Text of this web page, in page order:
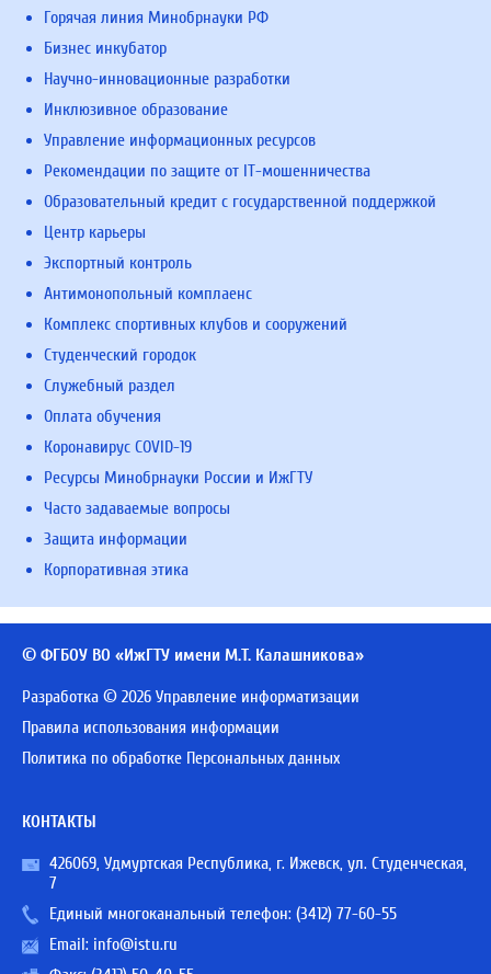
Горячая линия Минобрнауки РФ
Бизнес инкубатор
Научно-инновационные разработки
Инклюзивное образование
Управление информационных ресурсов
Рекомендации по защите от IT-мошенничества
Образовательный кредит с государственной поддержкой
Центр карьеры
Экспортный контроль
Антимонопольный комплаенс
Комплекс спортивных клубов и сооружений
Студенческий городок
Служебный раздел
Оплата обучения
Коронавирус COVID-19
Ресурсы Минобрнауки России и ИжГТУ
Часто задаваемые вопросы
Защита информации
Корпоративная этика
© ФГБОУ ВО «ИжГТУ имени М.Т. Калашникова»
Разработка © 2026 Управление информатизации
Правила использования информации
Политика по обработке Персональных данных
КОНТАКТЫ
426069, Удмуртская Республика, г. Ижевск, ул. Студенческая,
7
Единый многоканальный телефон: (3412) 77-60-55
Email: info@istu.ru